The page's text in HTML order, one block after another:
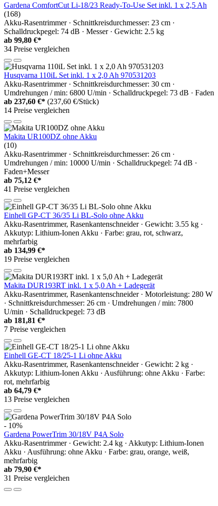
Gardena ComfortCut Li-18/23 Ready-To-Use Set inkl. 1 x 2,5 Ah
(168)
Akku-Rasentrimmer · Schnittkreisdurchmesser: 23 cm ·
Schalldruckpegel: 74 dB · Messer · Gewicht: 2.5 kg
ab 99,80 €*
34 Preise vergleichen
Husqvarna 110iL Set inkl. 1 x 2,0 Ah 970531203
Akku-Rasentrimmer · Schnittkreisdurchmesser: 30 cm ·
Umdrehungen / min: 6800 U/min · Schalldruckpegel: 73 dB · Faden
ab 237,60 €* (237,60 €/Stück)
14 Preise vergleichen
Makita UR100DZ ohne Akku
(10)
Akku-Rasentrimmer · Schnittkreisdurchmesser: 26 cm ·
Umdrehungen / min: 10000 U/min · Schalldruckpegel: 74 dB ·
Faden+Messer
ab 75,12 €*
41 Preise vergleichen
Einhell GP-CT 36/35 Li BL-Solo ohne Akku
Akku-Rasentrimmer, Rasenkantenschneider · Gewicht: 3.55 kg ·
Akkutyp: Lithium-Ionen Akku · Farbe: grau, rot, schwarz,
mehrfarbig
ab 134,99 €*
19 Preise vergleichen
Makita DUR193RT inkl. 1 x 5,0 Ah + Ladegerät
Akku-Rasentrimmer, Rasenkantenschneider · Motorleistung: 280 W
· Schnittkreisdurchmesser: 26 cm · Umdrehungen / min: 7800
U/min · Schalldruckpegel: 73 dB
ab 181,81 €*
7 Preise vergleichen
Einhell GE-CT 18/25-1 Li ohne Akku
Akku-Rasentrimmer, Rasenkantenschneider · Gewicht: 2 kg ·
Akkutyp: Lithium-Ionen Akku · Ausführung: ohne Akku · Farbe:
rot, mehrfarbig
ab 64,79 €*
13 Preise vergleichen
- 10%
Gardena PowerTrim 30/18V P4A Solo
Akku-Rasentrimmer · Gewicht: 2.4 kg · Akkutyp: Lithium-Ionen
Akku · Ausführung: ohne Akku · Farbe: grau, orange, weiß,
mehrfarbig
ab 79,90 €*
31 Preise vergleichen